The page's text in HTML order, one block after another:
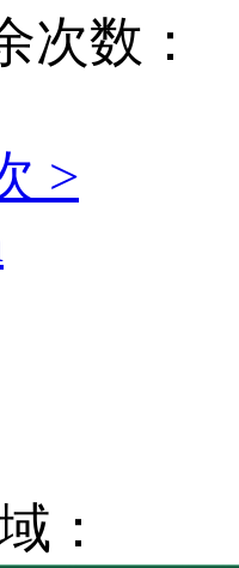
次数：
>
：